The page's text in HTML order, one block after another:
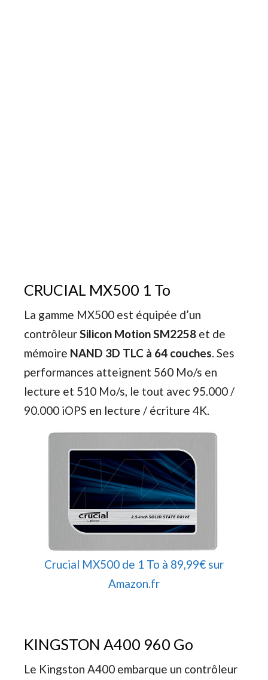
CRUCIAL MX500 1 To
La gamme MX500 est équipée d’un
contrôleurSilicon Motion SM2258 et de
mémoire NAND 3D TLC à 64 couches. Ses
performances atteignent 560 Mo/s en
lecture et 510 Mo/s, le tout avec 95.000 /
90.000 iOPS en lecture / écriture 4K.
Crucial MX500 de 1 To à 89,99€ sur
Amazon.fr
KINGSTON A400 960 Go
Le Kingston A400 embarque un contrôleur